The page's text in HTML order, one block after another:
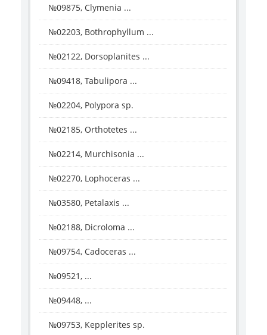
№09875, Clymenia ...
№02203, Bothrophyllum ...
№02122, Dorsoplanites ...
№09418, Tabulipora ...
№02204, Polypora sp.
№02185, Orthotetes ...
№02214, Murchisonia ...
№02270, Lophoceras ...
№03580, Petalaxis ...
№02188, Dicroloma ...
№09754, Cadoceras ...
№09521, ...
№09448, ...
№09753, Kepplerites sp.